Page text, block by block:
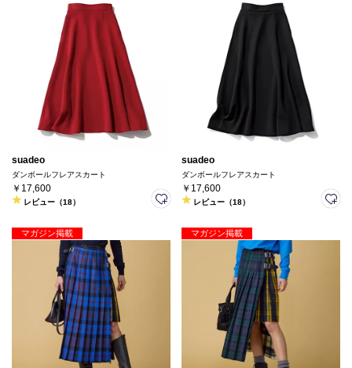
suadeo
ダンボールフレアスカート
￥17,600
レビュー（18）
suadeo
ダンボールフレアスカート
￥17,600
レビュー（18）
マガジン掲載 マガジン掲載